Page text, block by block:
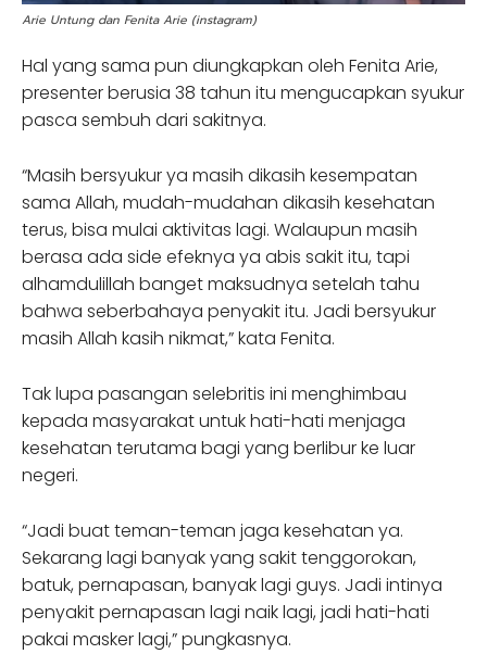
Arie Untung dan Fenita Arie (instagram)
Hal yang sama pun diungkapkan oleh Fenita Arie,
presenter berusia 38 tahun itu mengucapkan syukur
pasca sembuh dari sakitnya.
“Masih bersyukur ya masih dikasih kesempatan
sama Allah, mudah-mudahan dikasih kesehatan
terus, bisa mulai aktivitas lagi. Walaupun masih
berasa ada side efeknya ya abis sakit itu, tapi
alhamdulillah banget maksudnya setelah tahu
bahwa seberbahaya penyakit itu. Jadi bersyukur
masih Allah kasih nikmat,” kata Fenita.
Tak lupa pasangan selebritis ini menghimbau
kepada masyarakat untuk hati-hati menjaga
kesehatan terutama bagi yang berlibur ke luar
negeri.
“Jadi buat teman-teman jaga kesehatan ya.
Sekarang lagi banyak yang sakit tenggorokan,
batuk, pernapasan, banyak lagi guys. Jadi intinya
penyakit pernapasan lagi naik lagi, jadi hati-hati
pakai masker lagi,” pungkasnya.